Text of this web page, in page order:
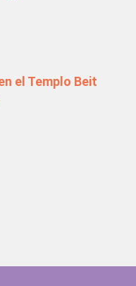
el Templo Beit